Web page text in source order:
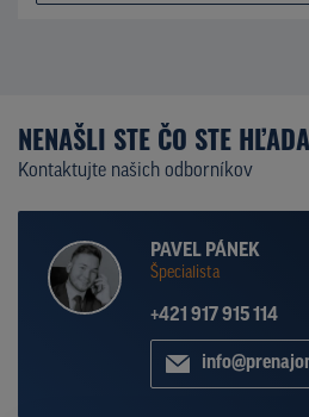
NENAŠLI STE ČO STE
Kontaktujte našich odborníkov
PAVEL PÁNEK
Špecialista
+421 917 915 114